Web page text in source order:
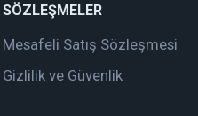
SÖZLEŞMELER
Mesafeli Satış Sözleşmesi
Gizlilik ve Güvenlik